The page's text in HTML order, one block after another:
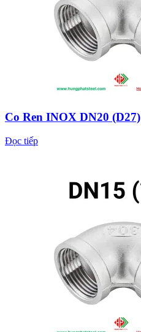
Co Ren INOX DN20 (D27)
Đọc tiếp